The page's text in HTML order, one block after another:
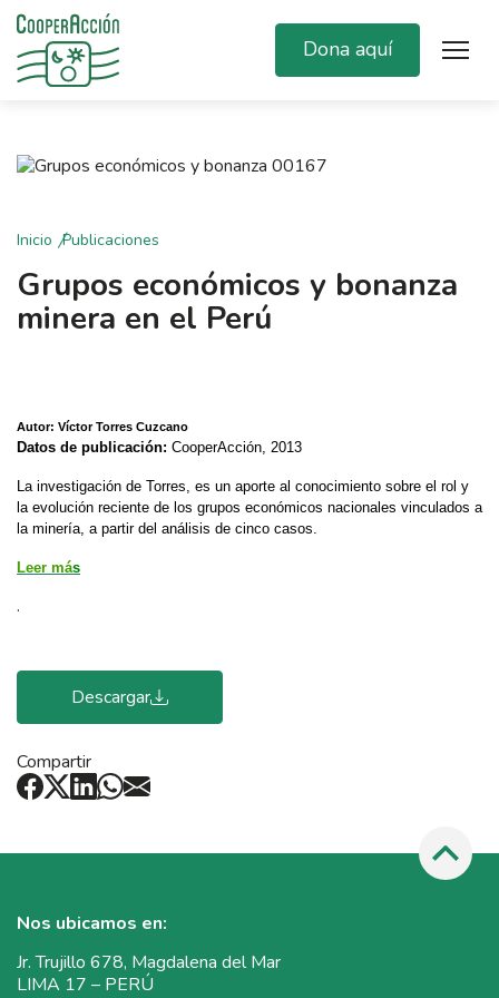
Dona aquí
Inicio Publicaciones
Grupos económicos y bonanza
minera en el Perú
Autor: Víctor Torres Cuzcano
Datos de publicación: CooperAcción, 2013
La investigación de Torres, es un aporte al conocimiento sobre el rol y
la evolución reciente de los grupos económicos nacionales vinculados a
la minería, a partir del análisis de cinco casos.
Leer más
.
Descargar
Compartir
Nos ubicamos en:
Jr. Trujillo 678, Magdalena del Mar
LIMA 17 – PERÚ